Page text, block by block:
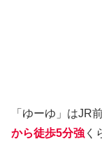
「ゆーゆ」はJR
から徒歩5分強 く